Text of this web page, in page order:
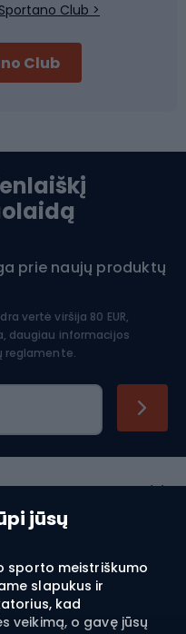
jūsų
sporto meistriškumo
slapukus ir
kad
veikimą, o gavę jūsų
Club >
Club
prie naujų produktų
vertė viršija 80 EUR,
daugiau informacijos
reglamente.